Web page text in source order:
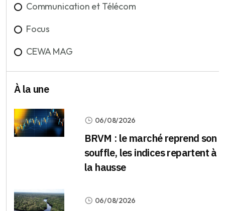
Communication et Télécom
Focus
CEWA MAG
À la une
06/08/2026
BRVM : le marché reprend son
souffle, les indices repartent à
la hausse
06/08/2026